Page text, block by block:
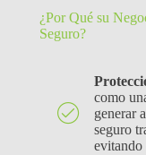
¿Por Qué su
Seguro?
como
generar
seguro
evitando